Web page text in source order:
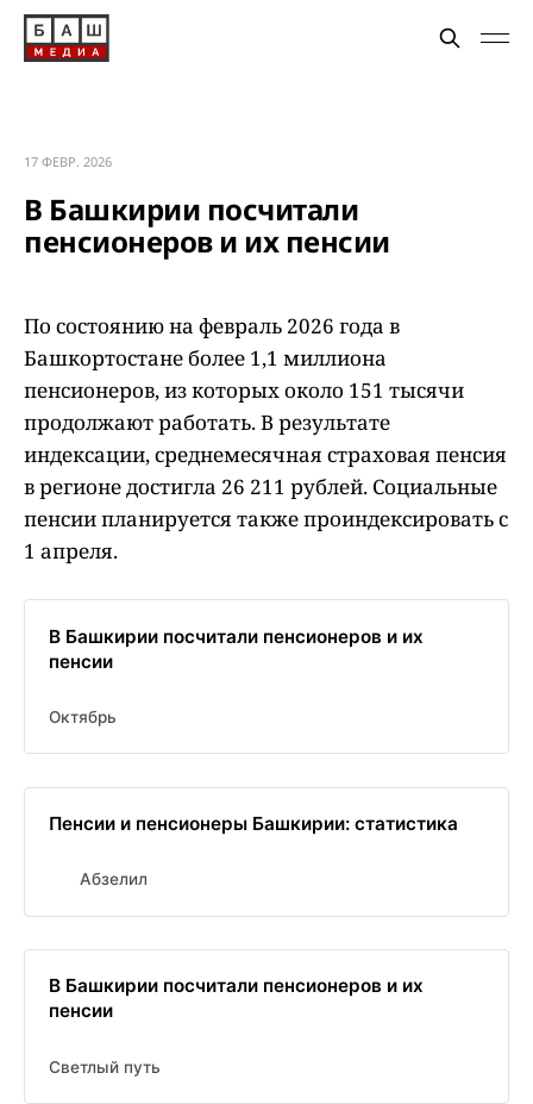
17 ФЕВР. 2026
В Башкирии посчитали
пенсионеров и их пенсии
По состоянию на февраль 2026 года в
Башкортостане более 1,1 миллиона
пенсионеров, из которых около 151 тысячи
продолжают работать. В результате
индексации, среднемесячная страховая пенсия
в регионе достигла 26 211 рублей. Социальные
пенсии планируется также проиндексировать с
1 апреля.
В Башкирии посчитали пенсионеров и их
пенсии
Октябрь
Пенсии и пенсионеры Башкирии: статистика
Абзелил
В Башкирии посчитали пенсионеров и их
пенсии
Светлый путь